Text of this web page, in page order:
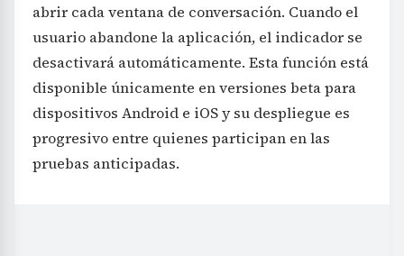
abrir cada ventana de conversación. Cuando el
usuario abandone la aplicación, el indicador se
desactivará automáticamente. Esta función está
disponible únicamente en versiones beta para
dispositivos Android e iOS y su despliegue es
progresivo entre quienes participan en las
pruebas anticipadas.